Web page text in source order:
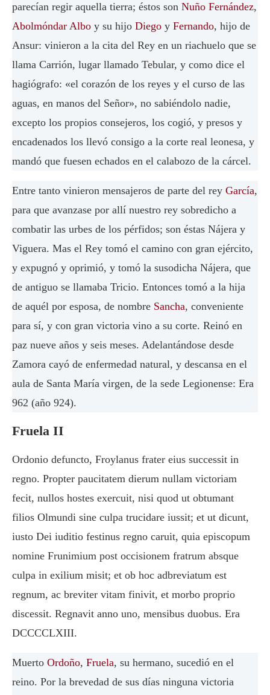
parecían regir aquella tierra; éstos son Nuño Fernández,
Abolmóndar Albo y su hijo Diego y Fernando, hijo de
Ansur: vinieron a la cita del Rey en un riachuelo que se
llama Carrión, lugar llamado Tebular, y como dice el
hagiógrafo: «el corazón de los reyes y el curso de las
aguas, en manos del Señor», no sabiéndolo nadie,
excepto los propios consejeros, los cogió, y presos y
encadenados los llevó consigo a la corte real leonesa, y
mandó que fuesen echados en el calabozo de la cárcel.
Entre tanto vinieron mensajeros de parte del rey García,
para que avanzase por allí nuestro rey sobredicho a
combatir las urbes de los pérfidos; son éstas Nájera y
Viguera. Mas el Rey tomó el camino con gran ejército,
y expugnó y oprimió, y tomó la susodicha Nájera, que
de antiguo se llamaba Tricio. Entonces tomó a la hija
de aquél por esposa, de nombre Sancha, conveniente
para sí, y con gran victoria vino a su corte. Reinó en
paz nueve años y seis meses. Adelantándose desde
Zamora cayó de enfermedad natural, y descansa en el
aula de Santa María virgen, de la sede Legionense: Era
962 (año 924).
Fruela II
Ordonio defuncto, Froylanus frater eius successit in
regno. Propter paucitatem dierum nullam victoriam
fecit, nullos hostes exercuit, nisi quod ut obtumant
filios Olmundi sine culpa trucidare iussit; et ut dicunt,
iusto Dei iuditio festinus regno caruit, quia episcopum
nomine Frunimium post occisionem fratrum absque
culpa in exilium misit; et ob hoc adbreviatum est
regnum, ac breviter vitam finivit, et morbo proprio
discessit. Regnavit anno uno, mensibus duobus. Era
DCCCCLXIII.
Muerto Ordoño, Fruela, su hermano, sucedió en el
reino. Por la brevedad de sus días ninguna victoria